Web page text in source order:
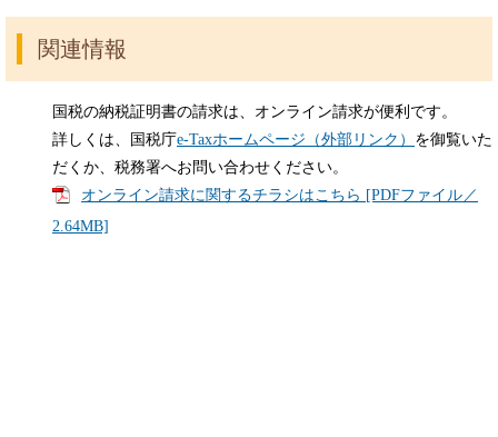
関連情報
国税の納税証明書の請求は、オンライン請求が便利です。
詳しくは、国税庁e-Taxホームページ（外部リンク） を御覧いた
だくか、税務署へお問い合わせください。
オンライン請求に関するチラシはこちら [PDFファイル／
2.64MB]